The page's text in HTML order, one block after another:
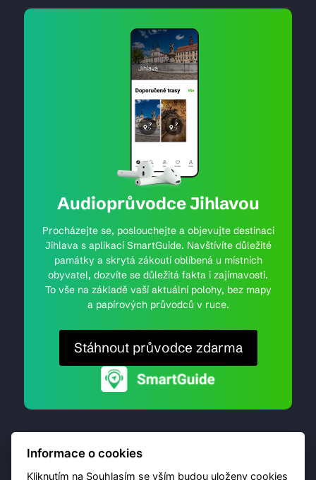
Audioprůvodce Jihlavou
Procházejte se, poslouchejte a objevujte destinaci
Jihlava s aplikací SmartGuide. Navštívíte důležité
památky a skrytá zákoutí oblíbená u místních
obyvatel, dozvíte se důležitá fakta i zajímavosti.
To vše na základě vaší aktuální polohy, bez mapy
a papírových průvodců v ruce.
Stáhnout průvodce zdarma
Informace o cookies
Kliknutím na Souhlasím se vším budou uloženy cookies